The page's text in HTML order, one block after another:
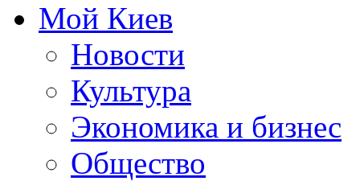
Мой Киев
Новости
Культура
Экономика и бизнес
Общество